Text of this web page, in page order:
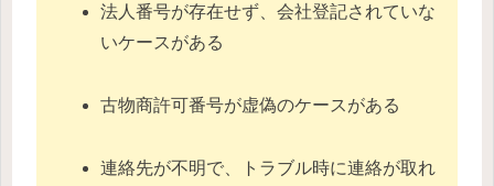
法人番号が存在せず、会社登記されていな
いケースがある
古物商許可番号が虚偽のケースがある
連絡先が不明で、トラブル時に連絡が取れ